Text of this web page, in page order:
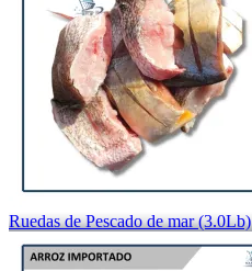
Ruedas de Pescado de mar (3.0Lb)